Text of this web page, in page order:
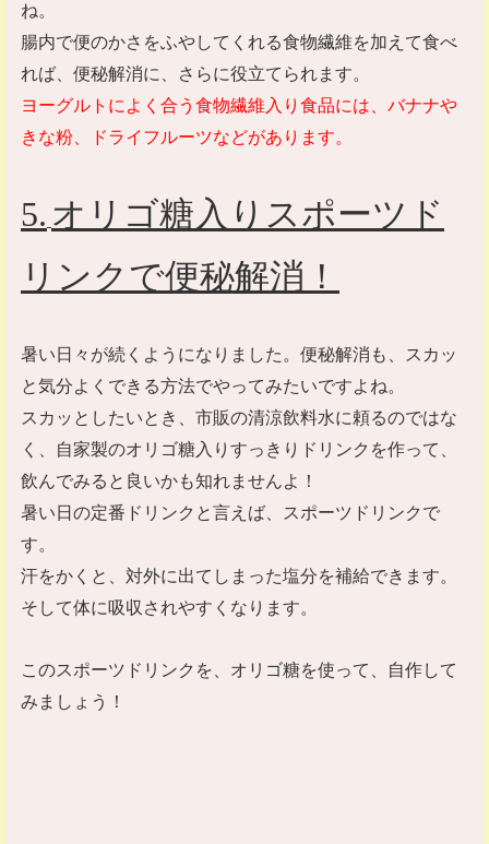
ね。
腸内で便のかさをふやしてくれる食物繊維を加えて食べ
れば、便秘解消に、さらに役立てられます。
ヨーグルトによく合う食物繊維入り食品には、バナナや
きな粉、ドライフルーツなどがあります。
5. オリゴ糖入りスポーツド
リンクで便秘解消！
暑い日々が続くようになりました。便秘解消も、スカッ
と気分よくできる方法でやってみたいですよね。
スカッとしたいとき、市販の清涼飲料水に頼るのではな
く、自家製のオリゴ糖入りすっきりドリンクを作って、
飲んでみると良いかも知れませんよ！
暑い日の定番ドリンクと言えば、スポーツドリンクで
す。
汗をかくと、対外に出てしまった塩分を補給できます。
そして体に吸収されやすくなります。
このスポーツドリンクを、オリゴ糖を使って、自作して
みましょう！